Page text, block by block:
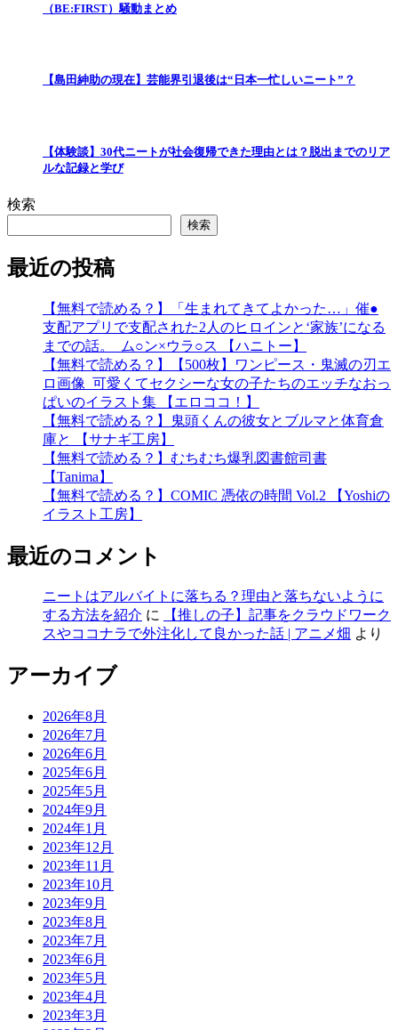
（BE:FIRST）騒動まとめ
【島田紳助の現在】芸能界引退後は“日本一忙しいニート”？
【体験談】30代ニートが社会復帰できた理由とは？脱出までのリア
ルな記録と学び
検索
検索
最近の投稿
【無料で読める？】「生まれてきてよかった…」催●
支配アプリで支配された2人のヒロインと‘家族’になる
までの話。_ム○ン×ウラ○ス 【ハニトー】
【無料で読める？】【500枚】ワンピース・鬼滅の刃エ
ロ画像_可愛くてセクシーな女の子たちのエッチなおっ
ぱいのイラスト集 【エロココ！】
【無料で読める？】鬼頭くんの彼女とブルマと体育倉
庫と 【サナギ工房】
【無料で読める？】むちむち爆乳図書館司書
【Tanima】
【無料で読める？】COMIC 憑依の時間 Vol.2 【Yoshiの
イラスト工房】
最近のコメント
ニートはアルバイトに落ちる？理由と落ちないように
する方法を紹介 に
【推しの子】記事をクラウドワーク
スやココナラで外注化して良かった話 | アニメ畑 より
アーカイブ
2026年8月
2026年7月
2026年6月
2025年6月
2025年5月
2024年9月
2024年1月
2023年12月
2023年11月
2023年10月
2023年9月
2023年8月
2023年7月
2023年6月
2023年5月
2023年4月
2023年3月